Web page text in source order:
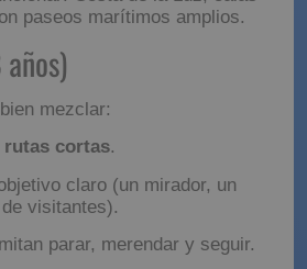
Costa de la Luz, calas
paseos marítimos amplios.
8 años)
mezclar:
rutas cortas .
claro (un mirador, un
visitantes).